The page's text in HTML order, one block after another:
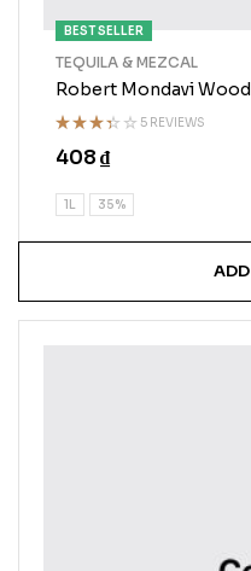
BEST SELLER
Robert Mondavi
Rated
3.25
5
5 REVIEWS
TEQUILA & MEZCAL
408₫
1L 35%